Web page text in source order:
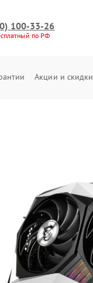
100-33-26
по РФ
Акции и скидки